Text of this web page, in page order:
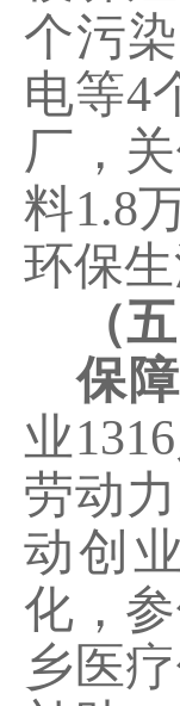
个污
电等4
厂，
料1.8
环保
（五
保
业1316
劳动力
动创
化，
乡医